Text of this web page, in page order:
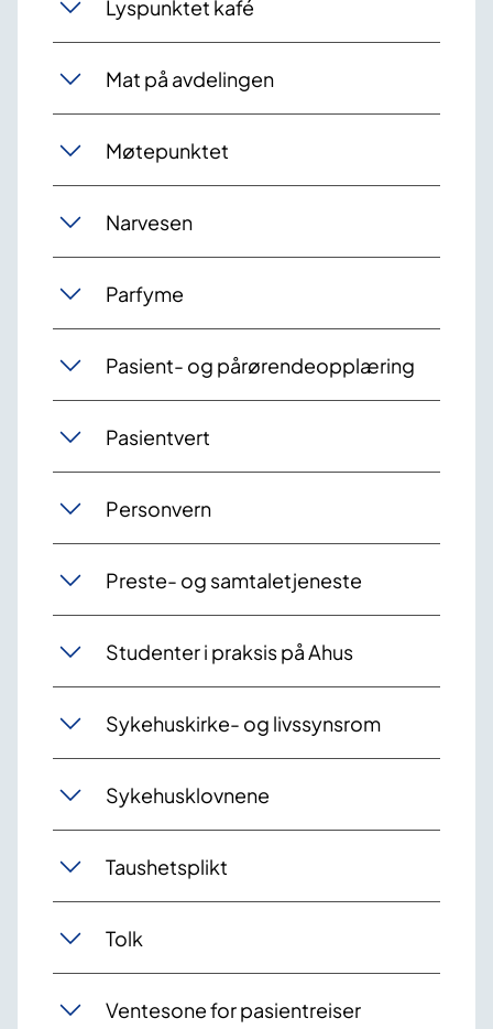
Lyspunktet kafé
Mat på avdelingen
Møtepunktet
Narvesen
Parfyme
Pasient- og pårørendeopplæring
Pasientvert
Personvern
Preste- og samtaletjeneste
Studenter i praksis på Ahus
Sykehuskirke- og livssynsrom
Sykehusklovnene
Taushetsplikt
Tolk
Ventesone for pasientreiser